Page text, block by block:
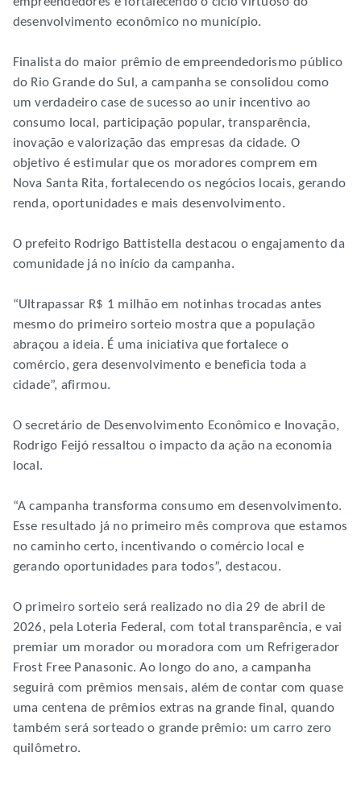
desenvolvimento econômico no município.
Finalista do maior prêmio de empreendedorismo público
do Rio Grande do Sul, a campanha se consolidou como
um verdadeiro case de sucesso ao unir incentivo ao
consumo local, participação popular, transparência,
inovação e valorização das empresas da cidade. O
objetivo é estimular que os moradores comprem em
Nova Santa Rita, fortalecendo os negócios locais, gerando
renda, oportunidades e mais desenvolvimento.
O prefeito Rodrigo Battistella destacou o engajamento da
comunidade já no início da campanha.
“Ultrapassar R$ 1 milhão em notinhas trocadas antes
mesmo do primeiro sorteio mostra que a população
abraçou a ideia. É uma iniciativa que fortalece o
comércio, gera desenvolvimento e beneficia toda a
cidade”, afirmou.
O secretário de Desenvolvimento Econômico e Inovação,
Rodrigo Feijó ressaltou o impacto da ação na economia
local.
“A campanha transforma consumo em desenvolvimento.
Esse resultado já no primeiro mês comprova que estamos
no caminho certo, incentivando o comércio local e
gerando oportunidades para todos”, destacou.
O primeiro sorteio será realizado no dia 29 de abril de
2026, pela Loteria Federal, com total transparência, e vai
premiar um morador ou moradora com um Refrigerador
Frost Free Panasonic. Ao longo do ano, a campanha
seguirá com prêmios mensais, além de contar com quase
uma centena de prêmios extras na grande final, quando
também será sorteado o grande prêmio: um carro zero
quilômetro.